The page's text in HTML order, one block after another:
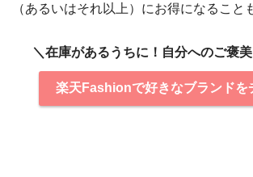
（あるいはそれ以上）にお得になること
＼在庫があるうちに！自分へのご褒
楽天Fashionで好きなブランドを